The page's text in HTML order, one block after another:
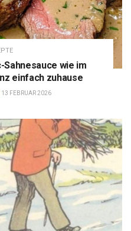
Sahnesauce wie im
einfach zuhause
13 FEBRUAR 2026